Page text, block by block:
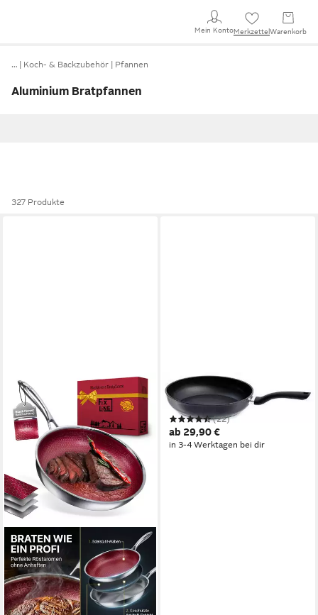
Mein KontoMerkzettel Warenkorb
… Koch- & Backzubehör Pfannen
Aluminium Bratpfannen
327 Produkte
FISSLER
Bratpfanne Cenit®
(22)
ab 29,90 €
in 3-4 Werktagen bei dir